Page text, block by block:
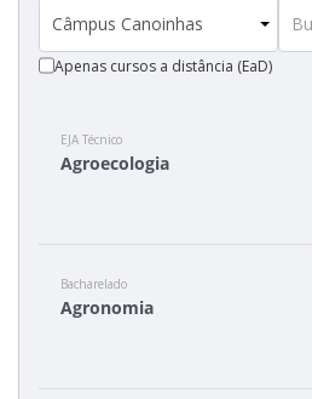
Resultados Vagas Remanescentes
Calendário de inscrições
Cotas
Apenas cursos a distância (EaD)
EJA Técnico
Agroecologia
Bacharelado
Agronomia